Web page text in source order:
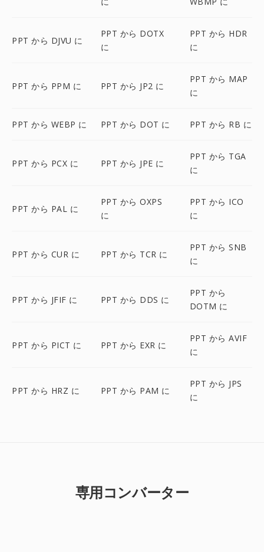
PPT から DJVU に
PPT から DOTX
に
PPT から HDR
に
PPT から PPM に PPT から JP2 に
PPT から MAP
に
PPT から WEBP に PPT から DOT に PPT から RB に
PPT から PCX に PPT から JPE に
PPT から TGA
に
PPT から PAL に
PPT から OXPS
に
PPT から ICO
に
PPT から CUR に PPT から TCR に
PPT から SNB
に
PPT から JFIF に PPT から DDS に
PPT から
DOTM に
PPT から PICT に PPT から EXR に
PPT から AVIF
に
PPT から HRZ に PPT から PAM に
PPT から JPS
に
専用コンバーター